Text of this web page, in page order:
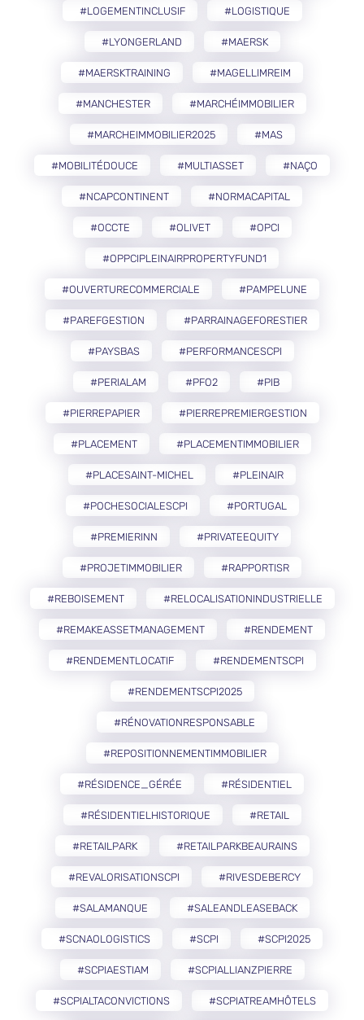
#LOGEMENTINCLUSIF #LOGISTIQUE
#LYONGERLAND #MAERSK
#MAERSKTRAINING #MAGELLIMREIM
#MANCHESTER #MARCHÉIMMOBILIER
#MARCHEIMMOBILIER2025 #MAS
#MOBILITÉDOUCE #MULTIASSET #NAÇO
#NCAPCONTINENT #NORMACAPITAL
#OCCTE #OLIVET #OPCI
#OPPCIPLEINAIRPROPERTYFUND1
#OUVERTURECOMMERCIALE #PAMPELUNE
#PAREFGESTION #PARRAINAGEFORESTIER
#PAYSBAS #PERFORMANCESCPI
#PERIALAM #PFO2 #PIB
#PIERREPAPIER #PIERREPREMIERGESTION
#PLACEMENT #PLACEMENTIMMOBILIER
#PLACESAINT-MICHEL #PLEINAIR
#POCHESOCIALESCPI #PORTUGAL
#PREMIERINN #PRIVATEEQUITY
#PROJETIMMOBILIER #RAPPORTISR
#REBOISEMENT #RELOCALISATIONINDUSTRIELLE
#REMAKEASSETMANAGEMENT #RENDEMENT
#RENDEMENTLOCATIF #RENDEMENTSCPI
#RENDEMENTSCPI2025
#RÉNOVATIONRESPONSABLE
#REPOSITIONNEMENTIMMOBILIER
#RÉSIDENCE_GÉRÉE #RÉSIDENTIEL
#RÉSIDENTIELHISTORIQUE #RETAIL
#RETAILPARK #RETAILPARKBEAURAINS
#REVALORISATIONSCPI #RIVESDEBERCY
#SALAMANQUE #SALEANDLEASEBACK
#SCNAOLOGISTICS #SCPI #SCPI2025
#SCPIAESTIAM #SCPIALLIANZPIERRE
#SCPIALTACONVICTIONS #SCPIATREAMHÔTELS